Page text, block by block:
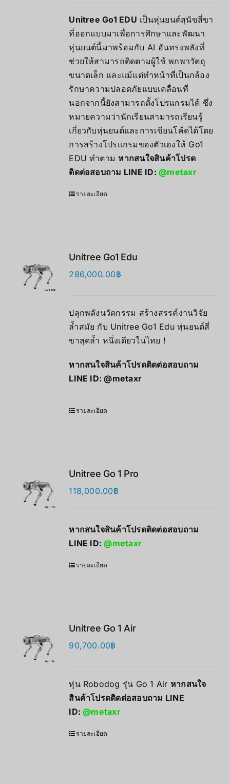
Unitree Go1 EDU เป็นหุ่นยนต์สุนัขสี่ขา
ที่ออกแบบมาเพื่อการศึกษาและพัฒนา
หุ่นยนต์นี้มาพร้อมกับ AI อันทรงพลังที่
ช่วยให้สามารถติดตามผู้ใช้ พกพาวัตถุ
ขนาดเล็ก และแม้แต่ทำหน้าที่เป็นกล้อง
รักษาความปลอดภัยแบบเคลื่อนที่
นอกจากนี้ยังสามารถตั้งโปรแกรมได้ ซึ่ง
หมายความว่านักเรียนสามารถเรียนรู้
เกี่ยวกับหุ่นยนต์และการเขียนโค้ดได้โดย
การสร้างโปรแกรมของตัวเองให้ Go1
EDU ทำตาม หากสนใจสินค้าโปรด
ติดต่อสอบถาม LINE ID:@metaxr
รายละเอียด
Unitree Go1 Edu
286,000.00฿
ปลุกพลังนวัตกรรม สร้างสรรค์งานวิจัย
ล้ำสมัย กับ Unitree Go1 Edu หุ่นยนต์สี่
ขาสุดล้ำ หนึ่งเดียวในไทย !
หากสนใจสินค้าโปรดติดต่อสอบถาม
LINE ID:@metaxr
รายละเอียด
Unitree Go 1 Pro
118,000.00฿
หากสนใจสินค้าโปรดติดต่อสอบถาม
LINE ID:@metaxr
รายละเอียด
Unitree Go 1 Air
90,700.00฿
หุ่น Robodog รุ่น Go 1 Air หากสนใจ
สินค้าโปรดติดต่อสอบถาม LINE
ID:@metaxr
รายละเอียด